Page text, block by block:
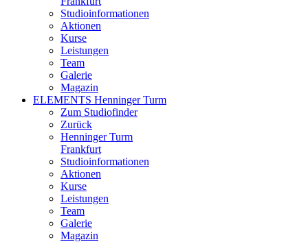
Studioinformationen
Aktionen
Kurse
Leistungen
Team
Galerie
Magazin
ELEMENTS Henninger Turm
Zum Studiofinder
Zurück
Henninger Turm
Frankfurt
Studioinformationen
Aktionen
Kurse
Leistungen
Team
Galerie
Magazin